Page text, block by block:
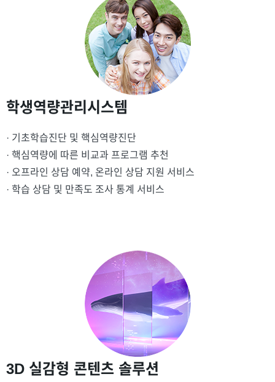
학생역량관리시스템
· 기초학습진단 및 핵심역량진단
· 핵심역량에 따른 비교과 프로그램 추천
· 오프라인 상담 예약, 온라인 상담 지원 서비스
· 학습 상담 및 만족도 조사 통계 서비스
3D 실감형 콘텐츠 솔루션